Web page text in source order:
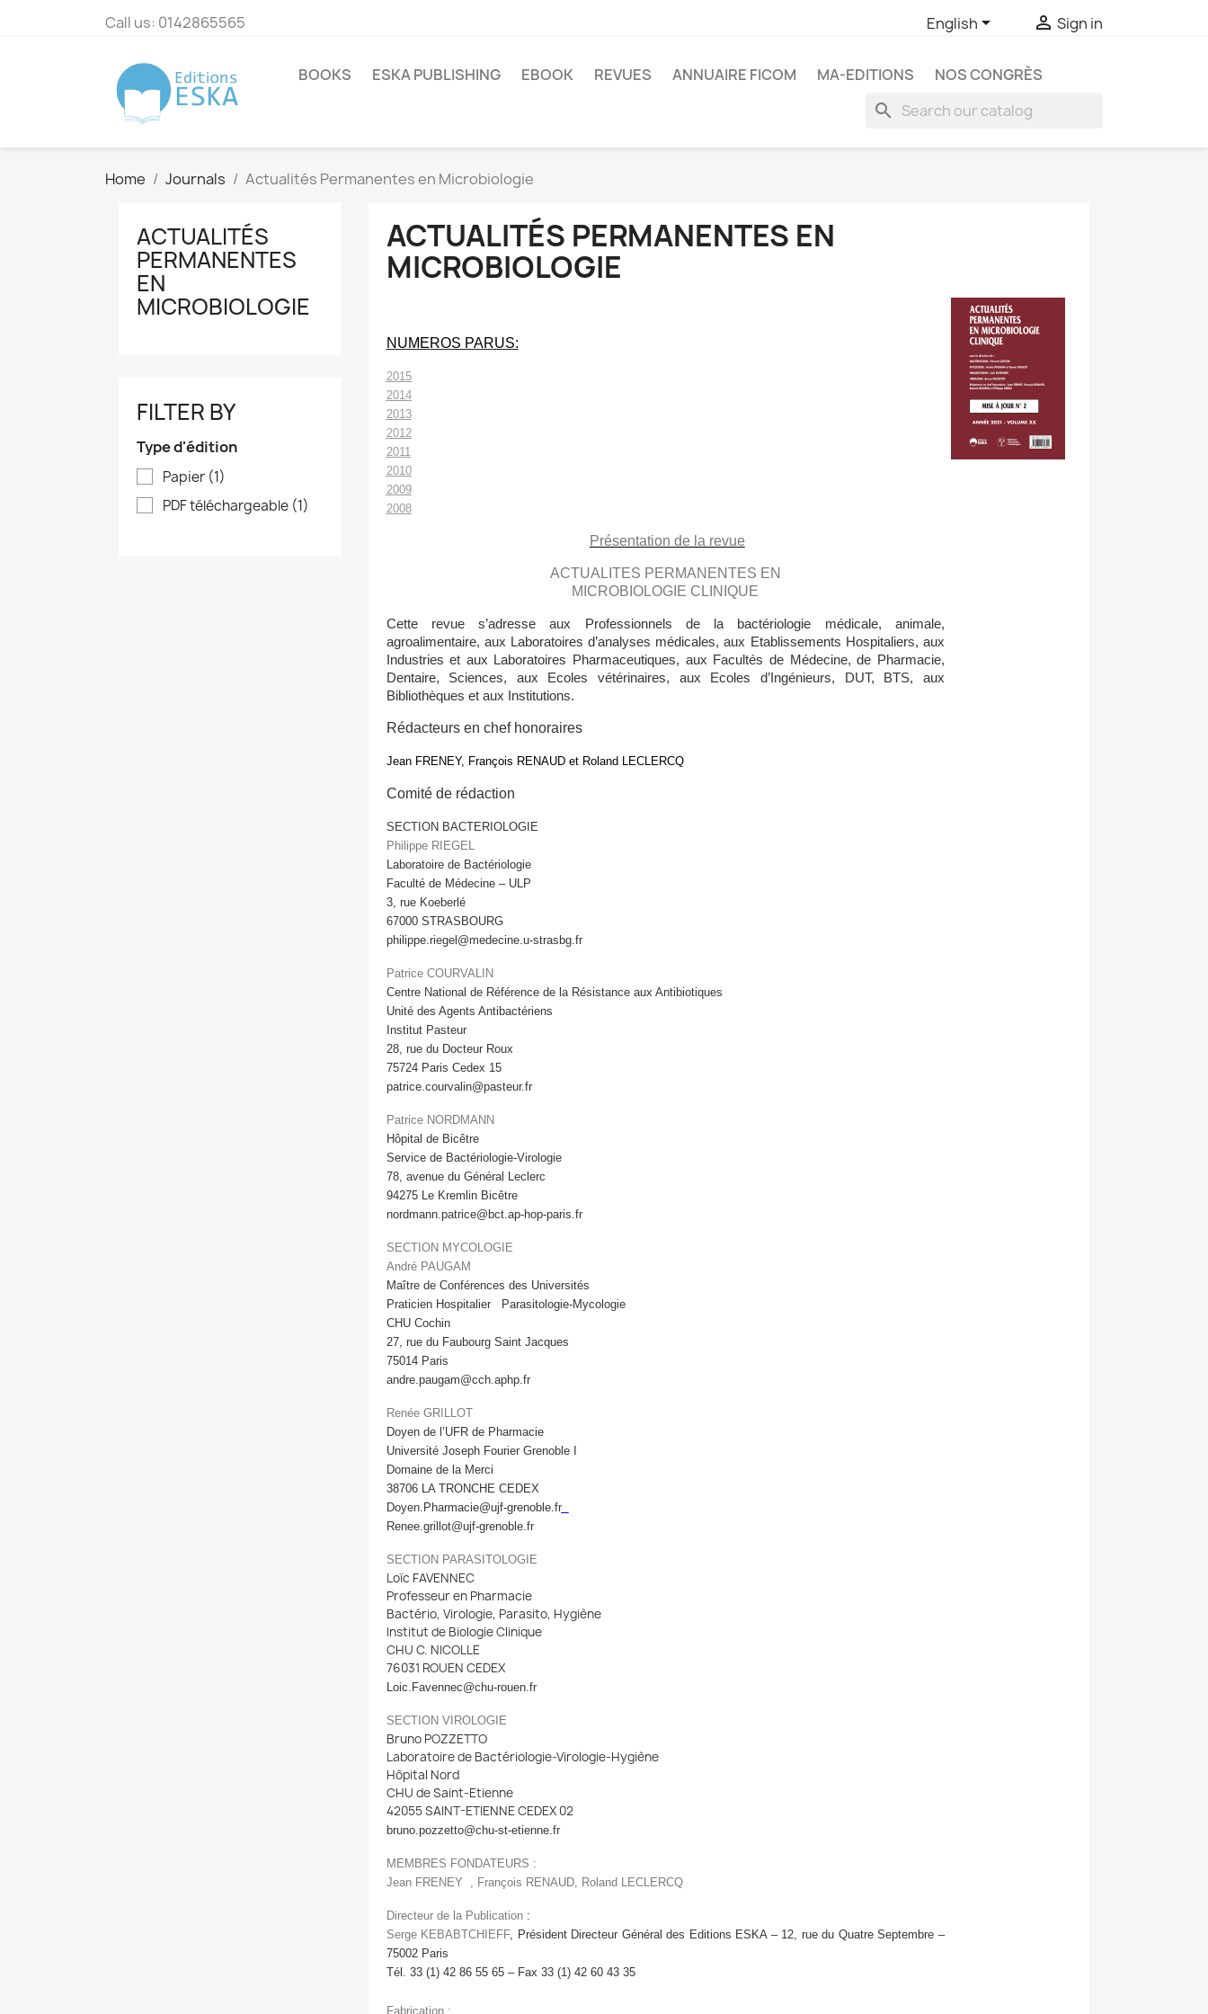
Call us: 0142865565 English  Sign in
BOOKS ESKA PUBLISHING EBOOK REVUES ANNUAIRE FICOM MA-EDITIONS NOS CONGRÈS
search
Home Journals Actualités Permanentes en Microbiologie
ACTUALITÉS
PERMANENTES
EN
MICROBIOLOGIE
FILTER BY
Type d'édition
Papier (1)
PDF téléchargeable (1)
ACTUALITÉS PERMANENTES EN
MICROBIOLOGIE
NUMEROS PARUS:
2015
2014
2013
2012
2011
2010
2009
2008
Présentation de la revue
ACTUALITES PERMANENTES EN
MICROBIOLOGIE CLINIQUE
Cette revue s’adresse aux Professionnels de la bactériologie médicale, animale,
agroalimentaire, aux Laboratoires d’analyses médicales, aux Etablissements Hospitaliers, aux
Industries et aux Laboratoires Pharmaceutiques, aux Facultés de Médecine, de Pharmacie,
Dentaire, Sciences, aux Ecoles vétérinaires, aux Ecoles d’Ingénieurs, DUT, BTS, aux
Bibliothèques et aux Institutions.
Rédacteurs en chef honoraires
Jean FRENEY, François RENAUD et Roland LECLERCQ
Comité de rédaction
SECTION BACTERIOLOGIE
Philippe RIEGEL
Laboratoire de Bactériologie
Faculté de Médecine – ULP
3, rue Koeberlé
67000 STRASBOURG
philippe.riegel@medecine.u-strasbg.fr
Patrice COURVALIN
Centre National de Référence de la Résistance aux Antibiotiques
Unité des Agents Antibactériens
Institut Pasteur
28, rue du Docteur Roux
75724 Paris Cedex 15
patrice.courvalin@pasteur.fr
Patrice NORDMANN
Hôpital de Bicêtre
Service de Bactériologie-Virologie
78, avenue du Général Leclerc
94275 Le Kremlin Bicêtre
nordmann.patrice@bct.ap-hop-paris.fr
SECTION MYCOLOGIE
André PAUGAM
Maître de Conférences des Universités
Praticien Hospitalier Parasitologie-Mycologie
CHU Cochin
27, rue du Faubourg Saint Jacques
75014 Paris
andre.paugam@cch.aphp.fr
Renée GRILLOT
Doyen de l’UFR de Pharmacie
Université Joseph Fourier Grenoble I
Domaine de la Merci
38706 LA TRONCHE CEDEX
Doyen.Pharmacie@ujf-grenoble.fr
Renee.grillot@ujf-grenoble.fr
SECTION PARASITOLOGIE
Loïc FAVENNEC
Professeur en Pharmacie
Bactério, Virologie, Parasito, Hygiène
Institut de Biologie Clinique
CHU C. NICOLLE
76031 ROUEN CEDEX
Loic.Favennec@chu-rouen.fr
SECTION VIROLOGIE
Bruno POZZETTO
Laboratoire de Bactériologie-Virologie-Hygiène
Hôpital Nord
CHU de Saint-Etienne
42055 SAINT-ETIENNE CEDEX 02
bruno.pozzetto@chu-st-etienne.fr
MEMBRES FONDATEURS :
Jean FRENEY , François RENAUD, Roland LECLERCQ
Directeur de la Publication:
Serge KEBABTCHIEFF, Président Directeur Général des Editions ESKA – 12, rue du Quatre Septembre –
75002 Paris
Tél. 33 (1) 42 86 55 65 – Fax 33 (1) 42 60 43 35
Fabrication :